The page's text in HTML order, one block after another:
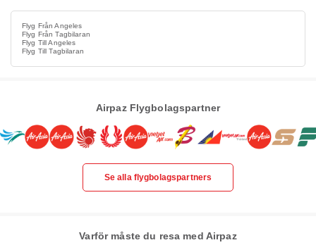
Flyg Från Angeles
Flyg Från Tagbilaran
Flyg Till Angeles
Flyg Till Tagbilaran
Airpaz Flygbolagspartner
Se alla flygbolagspartners
Varför måste du resa med Airpaz